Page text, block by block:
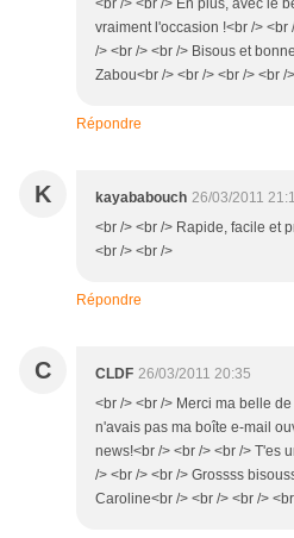
<br /> <br /> En plus, avec le
vraiment l'occasion !<br />
/> <br /> <br /> Bisous et
Zabou<br /> <br /> <br /> <br />
Répondre
K kayababouch 26/03/2011
<br /> <br /> Rapide, facile et
<br /> <br />
Répondre
C CLDF 26/03/2011 20:35
<br /> <br /> Merci ma belle
n'avais pas ma boîte e-mail
news!<br /> <br /> <br /> T'es
/> <br /> <br /> Grossss
Caroline<br /> <br /> <br />